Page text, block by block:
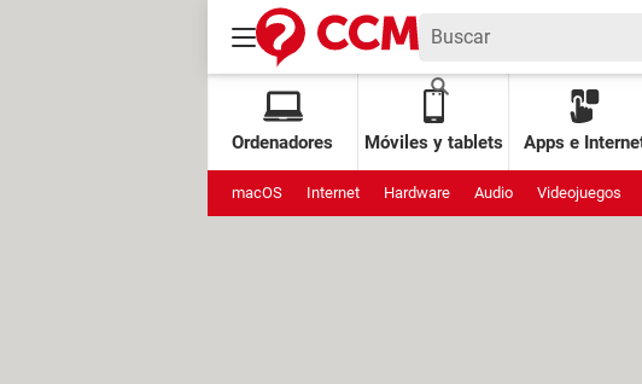
Ordenadores Móviles y tablets Apps e
macOS Internet Hardware Audio Videojuegos